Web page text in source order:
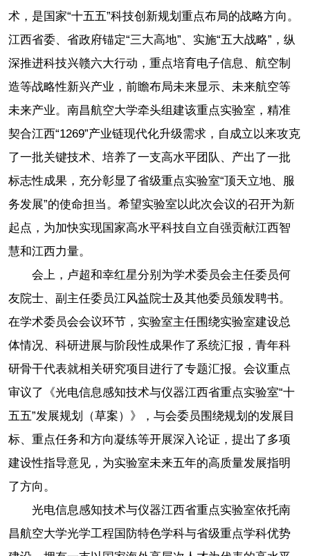
术，是国家“十五五”科技创新规划重点布局的战略方向。
江西省委、省政府锚定“三大高地”、实施“五大战略”，纵
深推进科技兴赣六大行动，重点培育电子信息、航空制
造等战略性新兴产业，前瞻布局未来显示、未来航空等
未来产业。南昌航空大学牵头组建该重点实验室，精准
契合江西“1269”产业链现代化升级需求，自成立以来攻克
了一批关键技术、培养了一支高水平团队、产出了一批
标志性成果，充分彰显了省级重点实验室“顶天立地、服
务发展”的使命担当。希望实验室以此次会议的召开为新
起点，为加快实现国家高水平科技自立自强贡献江西智
慧和江西力量。
会上，卢超和幸红星分别为学术委员会主任委员何
友院士、副主任委员江风益院士及其他委员颁发聘书。
在学术委员会会议环节，实验室主任围绕实验室建设总
体情况、科研进展与阶段性成果作了系统汇报，青年科
研骨干代表就相关研究项目进行了专题汇报。会议重点
审议了《光电信息感知技术与仪器江西省重点实验室“十
五五”发展规划（草案）》，与会委员围绕规划的发展目
标、重点任务和方向凝练等开展深入论证，提出了多项
建设性指导意见，为实验室未来五年的高质量发展指明
了方向。
光电信息感知技术与仪器江西省重点实验室依托南
昌航空大学光学工程国防特色学科与省级重点学科优势